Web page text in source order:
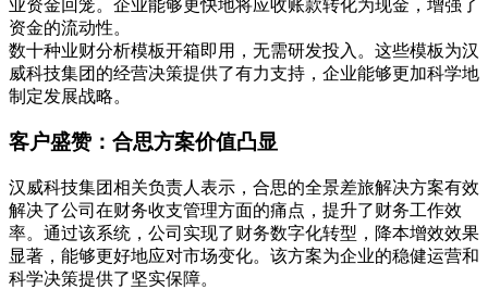
业资金回笼。企业能够更快地将应收账款转化为现金，增强了
资金的流动性。
数十种业财分析模板开箱即用，无需研发投入。这些模板为汉
威科技集团的经营决策提供了有力支持，企业能够更加科学地
制定发展战略。
客户盛赞：合思方案价值凸显
汉威科技集团相关负责人表示，合思的全景差旅解决方案有效
解决了公司在财务收支管理方面的痛点，提升了财务工作效
率。通过该系统，公司实现了财务数字化转型，降本增效效果
显著，能够更好地应对市场变化。该方案为企业的稳健运营和
科学决策提供了坚实保障。